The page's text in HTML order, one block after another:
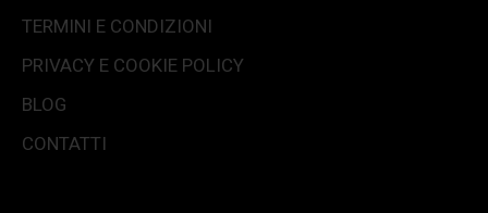
TERMINI E CONDIZIONI
PRIVACY E COOKIE POLICY
BLOG
CONTATTI